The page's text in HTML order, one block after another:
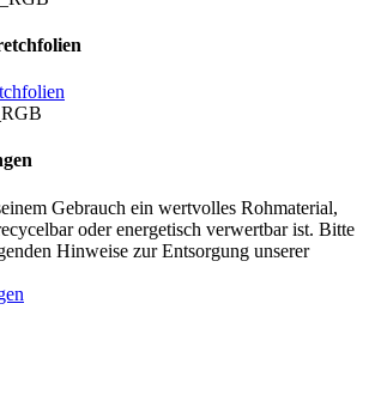
Gebrauch ein wertvolles Rohmaterial,
oder energetisch verwertbar ist. Bitte
Hinweise zur Entsorgung unserer